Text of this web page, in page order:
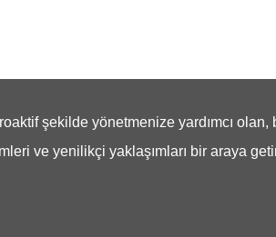
şekilde yönetmenize yardımcı olan,
ve yenilikçi yaklaşımları bir araya